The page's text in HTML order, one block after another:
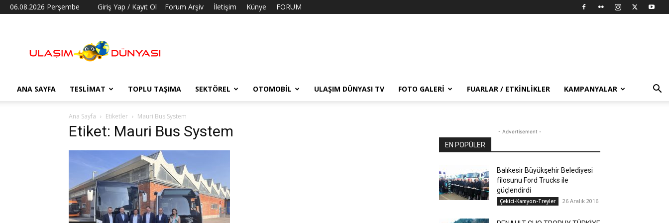
06.08.2026 Perşembe Giriş Yap / Kayıt Ol Forum Arşiv İletişim Künye FORUM
Dünyası
ANA SAYFA TESLIMAT TOPLU TAŞIMA SEKTÖREL OTOMOBIL ULAŞIM DÜNYASI TV FOTO GALERI FUARLAR / ETKINLIKLER KAMPANYALAR
Ana Sayfa Etiketler Mauri Bus System
Etiket: Mauri Bus System - Advertisement -
EN POPÜLER
Balıkesir Büyükşehir Belediyesi
filosunu Ford Trucks ile
güçlendirdi
Çekici-Kamyon-Treyler 26 Aralık 2016